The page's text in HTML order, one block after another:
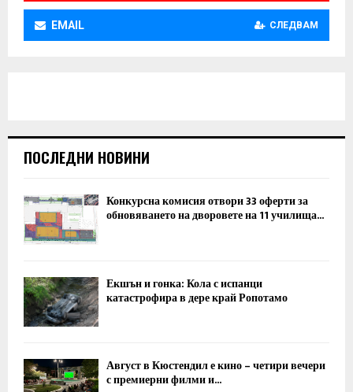
EMAIL СЛЕДВАМ
ПОСЛЕДНИ НОВИНИ
Конкурсна комисия отвори 33 оферти за
обновяването на дворовете на 11 училища...
Екшън и гонка: Кола с испанци
катастрофира в дере край Ропотамо
Август в Кюстендил е кино – четири вечери
с премиерни филми и...